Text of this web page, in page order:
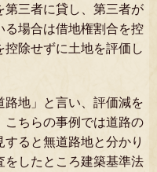
第三者に貸し、第三者が
る場合は借地権割合を控
除せずに土地を評価し
地」と言い、評価減を
こちらの事例では道路の
ると無道路地と分かり
をしたところ建築基準法